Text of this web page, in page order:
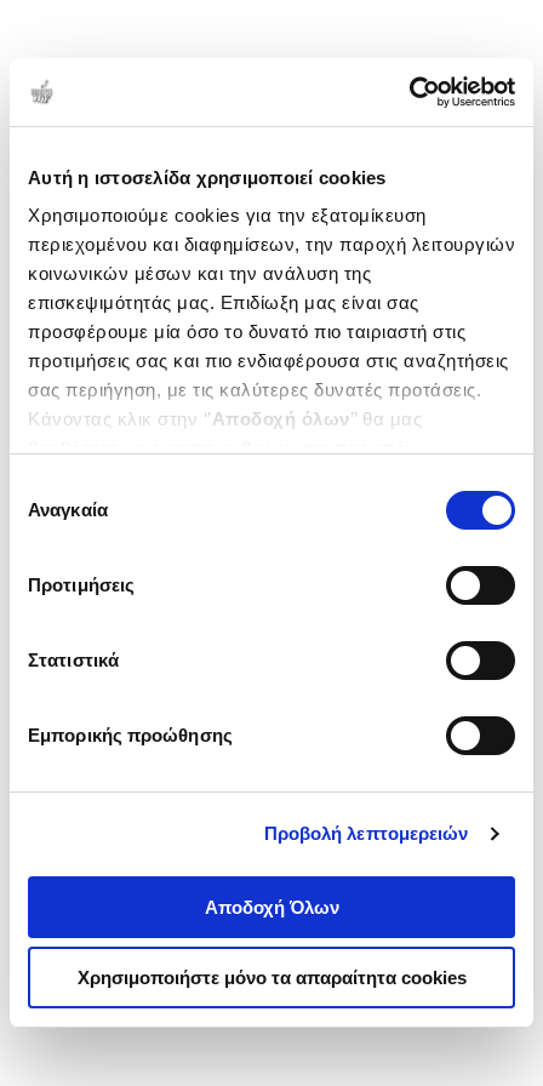
Αυτή η ιστοσελίδα χρησιμοποιεί cookies
Χρησιμοποιούμε cookies για την εξατομίκευση
περιεχομένου και διαφημίσεων, την παροχή λειτουργιών
κοινωνικών μέσων και την ανάλυση της
επισκεψιμότητάς μας. Επιδίωξη μας είναι σας
προσφέρουμε μία όσο το δυνατό πιο ταιριαστή στις
προτιμήσεις σας και πιο ενδιαφέρουσα στις αναζητήσεις
σας περιήγηση, με τις καλύτερες δυνατές προτάσεις.
Κάνοντας κλικ στην ‘’Αποδοχή όλων’’ θα μας
ενδιαφέρουν και να επιλέξετε από τα παρακάτω με την
΄΄και να ενημερωθείτε σχετικά με
συγκατάθεσης
Αναγκαία
Προτιμήσεις
Στατιστικά
Εμπορικής προώθησης
Προβολή λεπτομερειών
Αποδοχή Όλων
Χρησιμοποιήστε μόνο τα απαραίτητα cookies